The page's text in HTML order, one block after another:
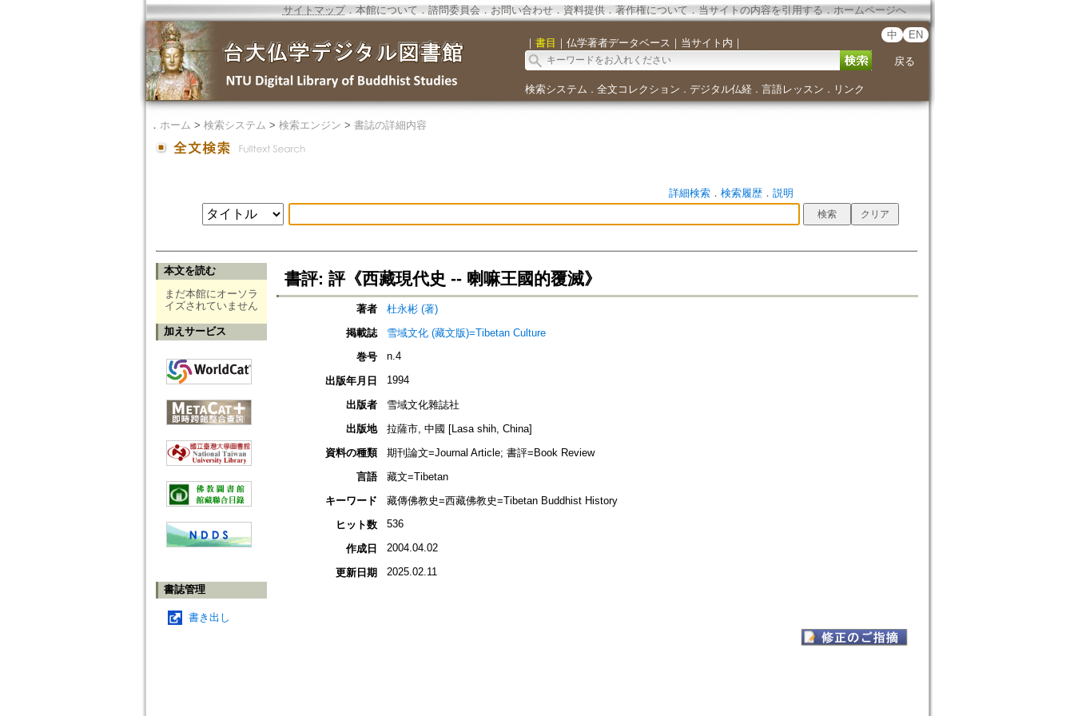
サイトマップ．本館について ． 諮問委員会． お問い合わせ． 資料提供． 著作権について．当サイトの内容を引用する ． ホームページへ
｜ 書目 ｜ 仏学著者データベース ｜ 当サイト内 ｜
中 EN
戻る
検索システム ． 全文コレクション ． デジタル仏経． 言語レッスン ． リンク
． ホーム > 検索システム > 検索エンジン > 書誌の詳細内容
詳細検索． 検索履歴． 説明
本文を読む
まだ本館にオーソラ
イズされていません
加えサービス
書誌管理
書き出し
書評: 評《西藏現代史 -- 喇嘛王國的覆滅》
著者
杜永彬 (著)
掲載誌
雪域文化 (藏文版)=Tibetan Culture
巻号
n.4
出版年月日 1994
出版者
雪域文化雜誌社
出版地
拉薩市, 中國 [Lasa shih, China]
資料の種類
期刊論文=Journal Article; 書評=Book Review
言語
藏文=Tibetan
キーワード
藏傳佛教史=西藏佛教史=Tibetan Buddhist History
ヒット数
536
作成日 2004.04.02
更新日期 2025.02.11